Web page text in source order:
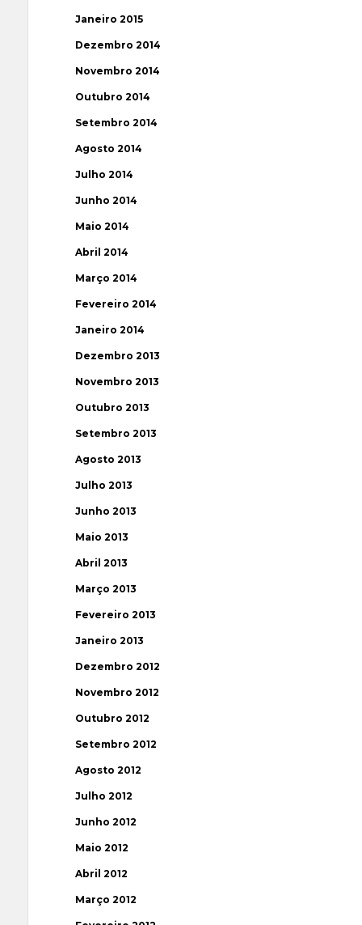
Janeiro 2015
Dezembro 2014
Novembro 2014
Outubro 2014
Setembro 2014
Agosto 2014
Julho 2014
Junho 2014
Maio 2014
Abril 2014
Março 2014
Fevereiro 2014
Janeiro 2014
Dezembro 2013
Novembro 2013
Outubro 2013
Setembro 2013
Agosto 2013
Julho 2013
Junho 2013
Maio 2013
Abril 2013
Março 2013
Fevereiro 2013
Janeiro 2013
Dezembro 2012
Novembro 2012
Outubro 2012
Setembro 2012
Agosto 2012
Julho 2012
Junho 2012
Maio 2012
Abril 2012
Março 2012